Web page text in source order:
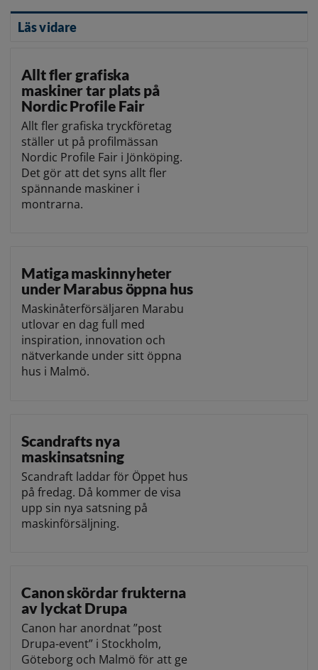
Läs vidare
Allt fler grafiska
maskiner tar plats på
Nordic Profile Fair
Allt fler grafiska tryckföretag
ställer ut på profilmässan
Nordic Profile Fair i Jönköping.
Det gör att det syns allt fler
spännande maskiner i
montrarna.
Matiga maskinnyheter
under Marabus öppna hus
Maskinåterförsäljaren Marabu
utlovar en dag full med
inspiration, innovation och
nätverkande under sitt öppna
hus i Malmö.
Scandrafts nya
maskinsatsning
Scandraft laddar för Öppet hus
på fredag. Då kommer de visa
upp sin nya satsning på
maskinförsäljning.
Canon skördar frukterna
av lyckat Drupa
Canon har anordnat ”post
Drupa-event” i Stockholm,
Göteborg och Malmö för att ge